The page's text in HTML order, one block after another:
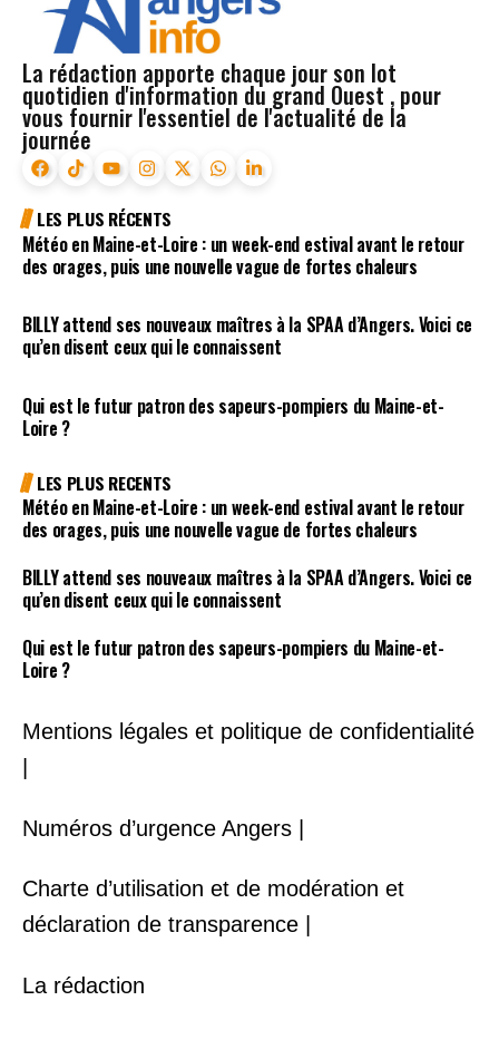
La rédaction apporte chaque jour son lot
quotidien d'information du grand Ouest , pour
vous fournir l'essentiel de l'actualité de la
journée
LES PLUS RÉCENTS
Météo en Maine-et-Loire : un week-end estival avant le retour
des orages, puis une nouvelle vague de fortes chaleurs
BILLY attend ses nouveaux maîtres à la SPAA d’Angers. Voici ce
qu’en disent ceux qui le connaissent
Qui est le futur patron des sapeurs-pompiers du Maine-et-
Loire ?
LES PLUS RECENTS
Météo en Maine-et-Loire : un week-end estival avant le retour
des orages, puis une nouvelle vague de fortes chaleurs
BILLY attend ses nouveaux maîtres à la SPAA d’Angers. Voici ce
qu’en disent ceux qui le connaissent
Qui est le futur patron des sapeurs-pompiers du Maine-et-
Loire ?
Mentions légales et politique de confidentialité
Numéros d’urgence Angers |
Charte d’utilisation et de modération et
déclaration de transparence |
La rédaction